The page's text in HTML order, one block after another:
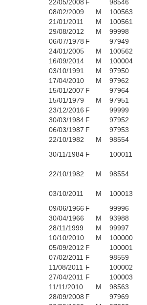
22/05/2008 F
98546
08/02/2009 M
100563
21/01/2011 M
100561
29/08/2012 M
99998
06/07/1978 F
97949
24/01/2005 M
100562
16/09/2014 M
100004
03/10/1991 M
97950
17/04/2010 M
97962
15/01/2007 F
97964
15/01/1979 M
97951
23/12/2016 F
99999
30/03/1984 F
97952
06/03/1987 F
97953
22/10/1982 M
98554
30/11/1984 F
100011
22/10/1982 M
98554
03/10/2011 M
100013
09/06/1966 F
99996
30/04/1966 M
93988
28/11/1999 M
99997
10/10/2010 M
100000
05/09/2012 F
100001
07/02/2011 F
98559
11/08/2011 F
100002
27/04/2011 F
100003
11/11/2010 M
98563
28/09/2008 F
97969